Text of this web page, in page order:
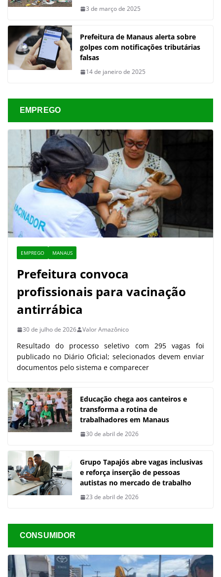
3 de março de 2025
Prefeitura de Manaus alerta sobre
golpes com notificações tributárias
falsas
14 de janeiro de 2025
EMPREGO
EMPREGO MANAUS
Prefeitura convoca
profissionais para vacinação
antirrábica
30 de julho de 2026 Valor Amazônico
Resultado do processo seletivo com 295 vagas foi
publicado no Diário Oficial; selecionados devem enviar
documentos pelo sistema e comparecer
Educação chega aos canteiros e
transforma a rotina de
trabalhadores em Manaus
30 de abril de 2026
Grupo Tapajós abre vagas inclusivas
e reforça inserção de pessoas
autistas no mercado de trabalho
23 de abril de 2026
CONSUMIDOR